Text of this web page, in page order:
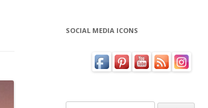
SOCIAL MEDIA ICONS